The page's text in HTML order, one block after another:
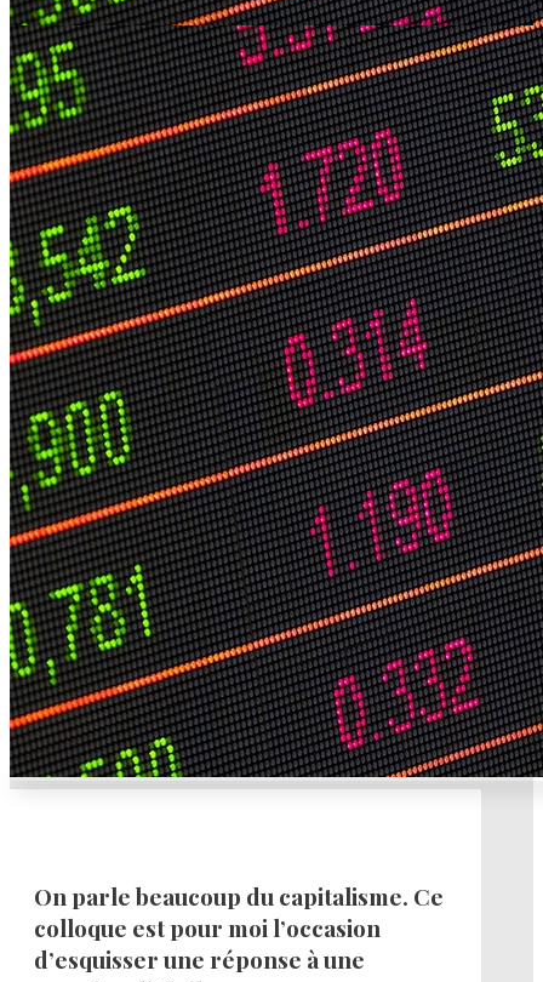
On parle beaucoup du capitalisme. Ce
colloque est pour moi l’occasion
d’esquisser une réponse à une